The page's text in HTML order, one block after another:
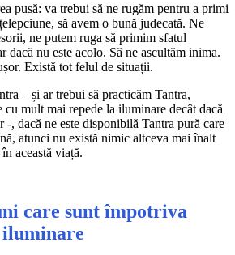
pusă: va trebui să ne rugăm pentru a primi
să avem o bună judecată. Ne
ne putem ruga să primim sfatul
dacă nu este acolo. Să ne ascultăm inima.
Există tot felul de situații.
– și ar trebui să practicăm Tantra,
cu mult mai repede la iluminare decât dacă
-, dacă ne este disponibilă Tantra pură care
atunci nu există nimic altceva mai înalt
această viață.
care sunt împotriva